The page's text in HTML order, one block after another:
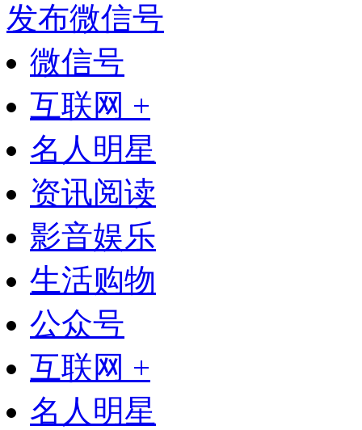
发布微信号
微信号
互联网 +
名人明星
资讯阅读
影音娱乐
生活购物
公众号
互联网 +
名人明星